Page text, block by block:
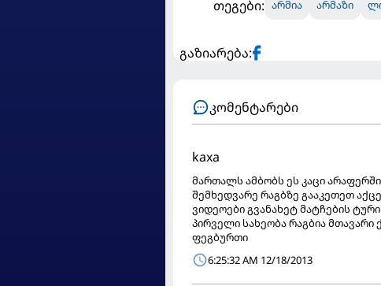
თეგები: არმია არმაზი
გაზიარება:
კომენტარები
kaxa
მართალს ამბობს ეს კაცი
შემხედვარე რაგბზე გააკეთეთ
ვიდეოები გვანახეტ მატჩების
პირველი სახეობა რაგბია
ფეგბურთი
6:25:32 AM 12/18/2013